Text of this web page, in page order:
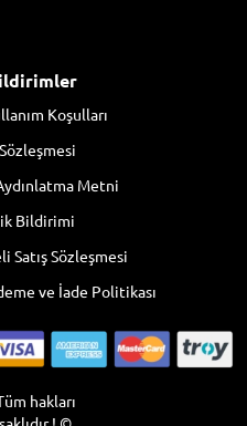
Koşulları
Metni
Bildirimi
Satış Sözleşmesi
ve İade Politikası
hakları